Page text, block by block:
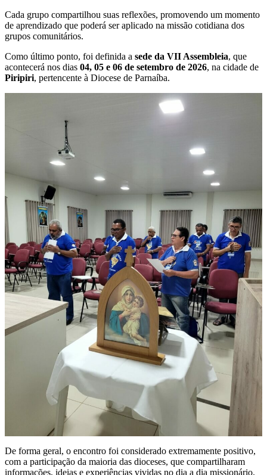
Cada grupo compartilhou suas reflexões, promovendo um momento
de aprendizado que poderá ser aplicado na missão cotidiana dos
grupos comunitários.
Como último ponto, foi definida a sede da VII Assembleia, que
acontecerá nos dias 04, 05 e 06 de setembro de 2026, na cidade de
Piripiri, pertencente à Diocese de Parnaíba.
De forma geral, o encontro foi considerado extremamente positivo,
com a participação da maioria das dioceses, que compartilharam
informações, ideias e experiências vividas no dia a dia missionário.